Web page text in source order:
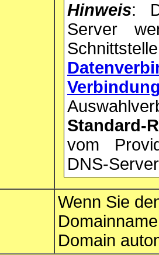
Hinweis:
Server
Standard-
vom
DNS-
Wenn Sie
Domain